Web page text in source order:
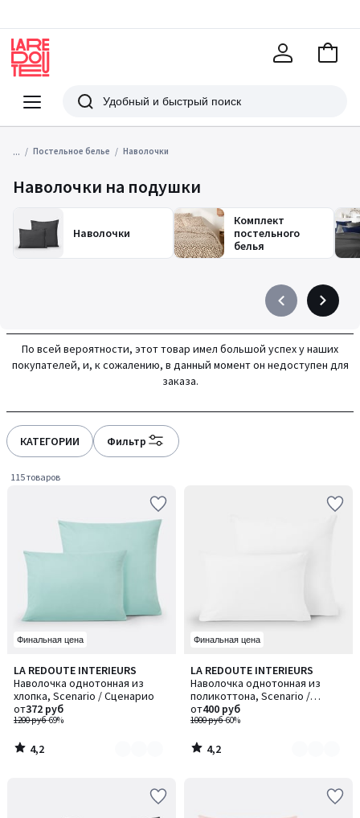
Меню
Redoute
Поиск
В
... Постельное белье Наволочки
Наволочки на подушки
Наволочки
Комплект
постельного
белья
Précédent
à
gauche
Suivant
à
droite
По всей вероятности, этот товар имел большой успех у наших
покупателей, и, к сожалению, в данный момент он недоступен для
заказа.
КАТЕГОРИИ Фильтр
115 товаров
Финальная цена
LA REDOUTE INTERIEURS
Наволочка однотонная из
хлопка, Scenario / Сценарио
1200 руб-69%
от372 руб
4,2
/ 5
Количество
цветов:
8
4,2
/
Финальная цена
LA REDOUTE INTERIEURS
Наволочка однотонная из
поликоттона, Scenario /
Сценарио
1000 руб-60%
от400 руб
4,2
/ 5
Количество
цветов:
6
4,2
/